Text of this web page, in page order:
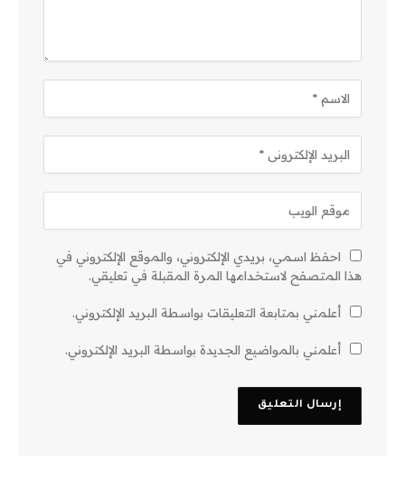
احفظ اسمي، بريدي الإلكتروني، والموقع الإلكتروني في
هذا المتصفح لاستخدامها المرة المقبلة في تعليقي.
أعلمني بمتابعة التعليقات بواسطة البريد الإلكتروني.
أعلمني بالمواضيع الجديدة بواسطة البريد الإلكتروني.